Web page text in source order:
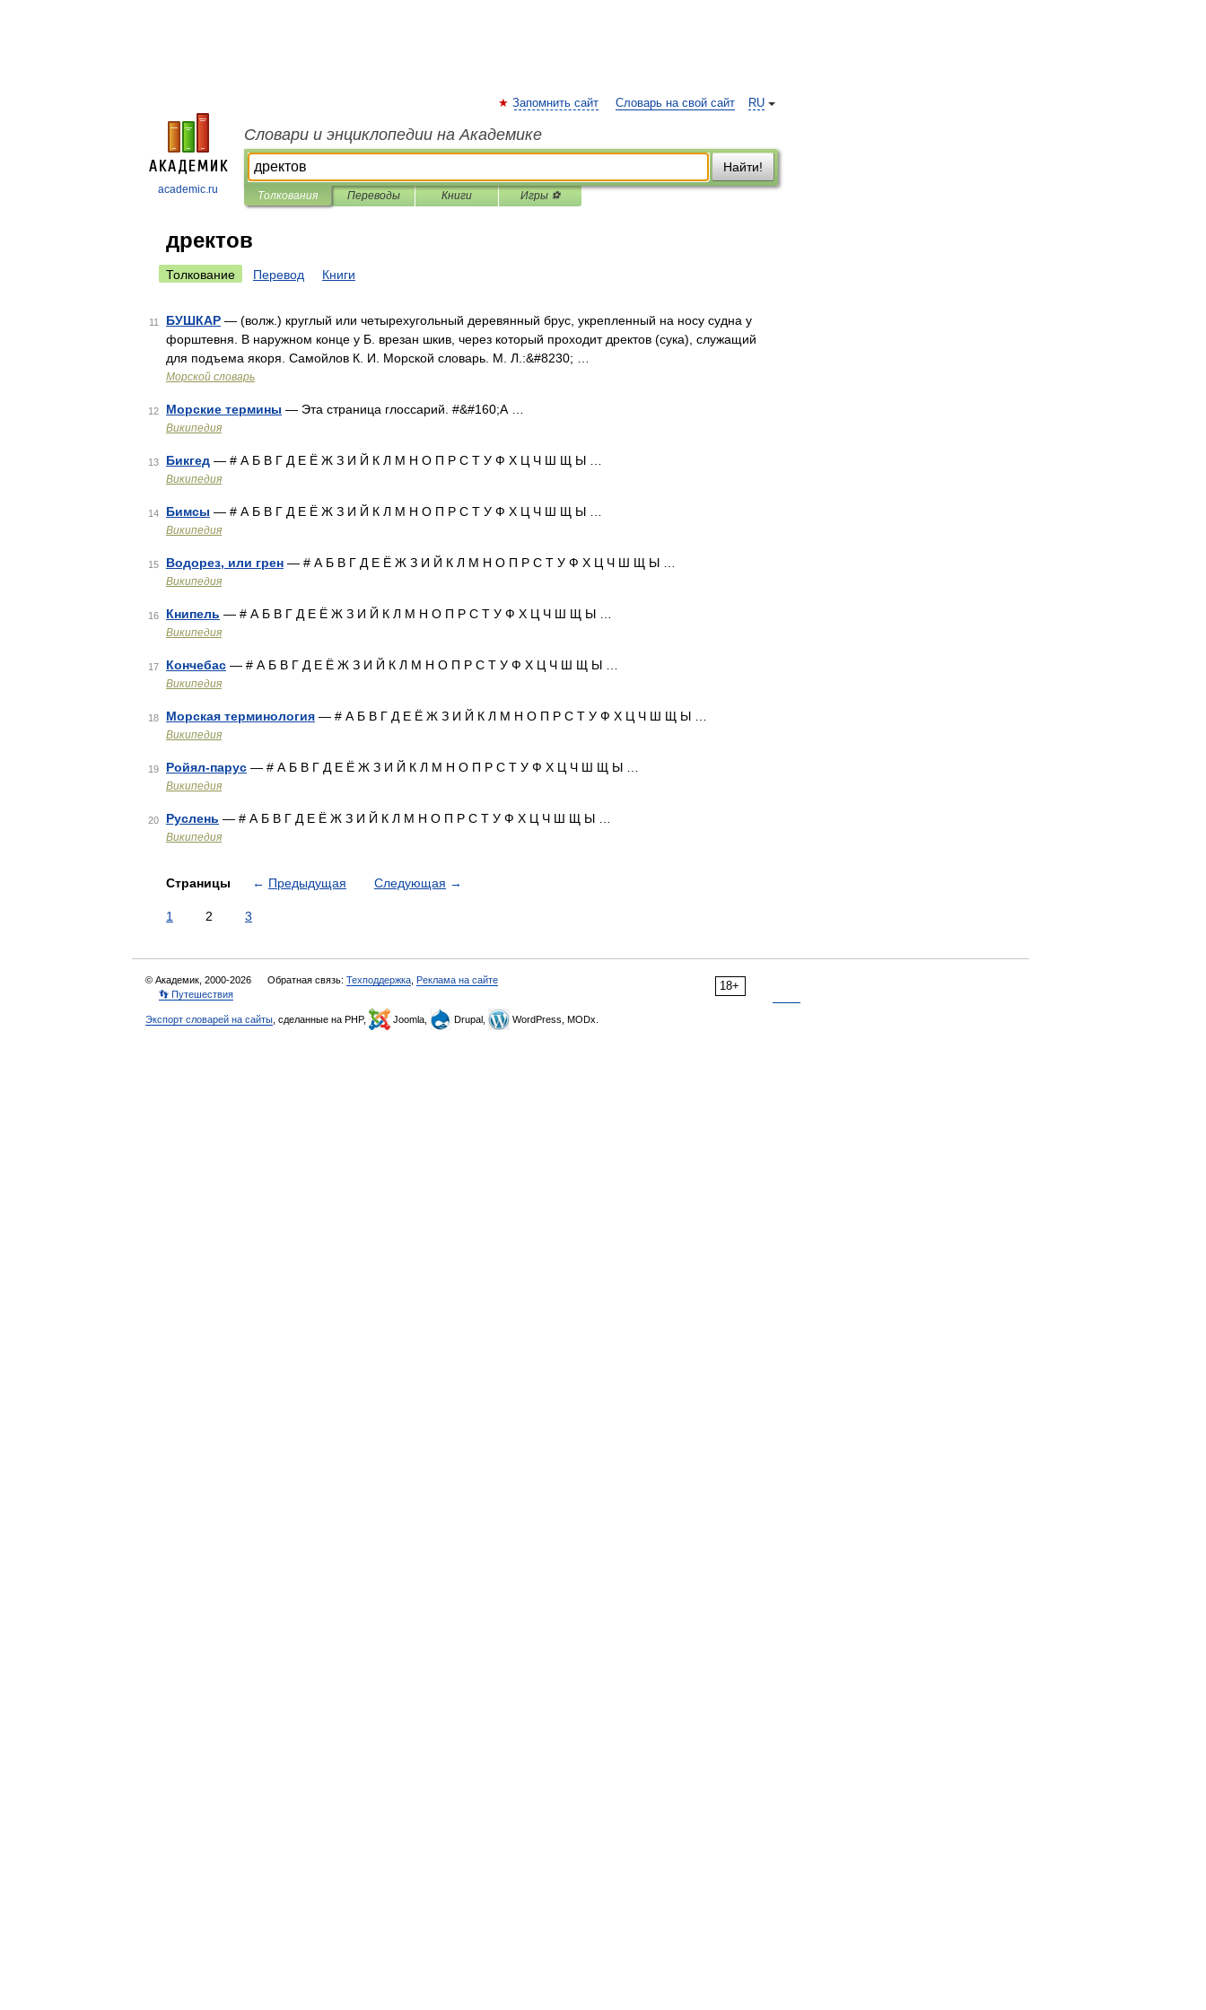
academic.ru
RU
Запомнить сайт Словарь на свой сайт
Словари и энциклопедии на Академике
Найти!
Толкования Переводы Книги Игры ⚽
дректов
Толкование Перевод Книги
11 БУШКАР — (волж.) круглый или четырехугольный деревянный брус, укрепленный на носу судна у
форштевня. В наружном конце у Б. врезан шкив, через который проходит дректов (сука), служащий
для подъема якоря. Самойлов К. И. Морской словарь. М. Л.:&#8230; …
Морской словарь
12 Морские термины — Эта страница глоссарий. #&#160;А …
Википедия
13 Бикгед — # А Б В Г Д Е Ё Ж З И Й К Л М Н О П Р С Т У Ф Х Ц Ч Ш Щ Ы …
Википедия
14 Бимсы — # А Б В Г Д Е Ё Ж З И Й К Л М Н О П Р С Т У Ф Х Ц Ч Ш Щ Ы …
Википедия
15 Водорез, или грен — # А Б В Г Д Е Ё Ж З И Й К Л М Н О П Р С Т У Ф Х Ц Ч Ш Щ Ы …
Википедия
16 Книпель — # А Б В Г Д Е Ё Ж З И Й К Л М Н О П Р С Т У Ф Х Ц Ч Ш Щ Ы …
Википедия
17 Кончебас — # А Б В Г Д Е Ё Ж З И Й К Л М Н О П Р С Т У Ф Х Ц Ч Ш Щ Ы …
Википедия
18 Морская терминология — # А Б В Г Д Е Ё Ж З И Й К Л М Н О П Р С Т У Ф Х Ц Ч Ш Щ Ы …
Википедия
19 Ройял-парус — # А Б В Г Д Е Ё Ж З И Й К Л М Н О П Р С Т У Ф Х Ц Ч Ш Щ Ы …
Википедия
20 Руслень — # А Б В Г Д Е Ё Ж З И Й К Л М Н О П Р С Т У Ф Х Ц Ч Ш Щ Ы …
Википедия
Страницы ← Предыдущая Следующая →
1 2 3
18+
© Академик, 2000-2026 Обратная связь: Техподдержка Реклама на сайте
👣 Путешествия
Экспорт словарей на сайты , сделанные на PHP, Joomla, Drupal, WordPress, MODx.